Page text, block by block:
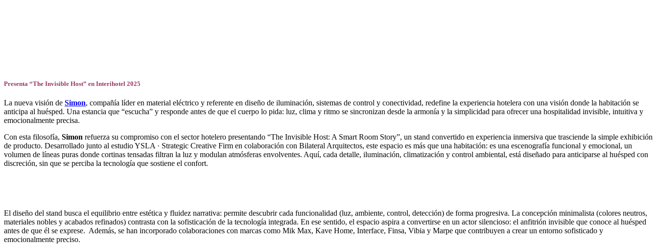
Presenta “The Invisible Host” en Interihotel 2025
La nueva visión de Simon, compañía líder en material eléctrico y referente en diseño de iluminación, sistemas de control y conectividad, redefine la experiencia hotelera con una visión donde la habitación se
anticipa al huésped. Una estancia que “escucha” y responde antes de que el cuerpo lo pida: luz, clima y ritmo se sincronizan desde la armonía y la simplicidad para ofrecer una hospitalidad invisible, intuitiva y
emocionalmente precisa.
Con esta filosofía, Simon refuerza su compromiso con el sector hotelero presentando “The Invisible Host: A Smart Room Story”, un stand convertido en experiencia inmersiva que trasciende la simple exhibición
de producto. Desarrollado junto al estudio YSLA · Strategic Creative Firm en colaboración con Bilateral Arquitectos, este espacio es más que una habitación: es una escenografía funcional y emocional, un
volumen de líneas puras donde cortinas tensadas filtran la luz y modulan atmósferas envolventes. Aquí, cada detalle, iluminación, climatización y control ambiental, está diseñado para anticiparse al huésped con
discreción, sin que se perciba la tecnología que sostiene el confort.
El diseño del stand busca el equilibrio entre estética y fluidez narrativa: permite descubrir cada funcionalidad (luz, ambiente, control, detección) de forma progresiva. La concepción minimalista (colores neutros,
materiales nobles y acabados refinados) contrasta con la sofisticación de la tecnología integrada. En ese sentido, el espacio aspira a convertirse en un actor silencioso: el anfitrión invisible que conoce al huésped
antes de que él se exprese. Además, se han incorporado colaboraciones con marcas como Mik Max, Kave Home, Interface, Finsa, Vibia y Marpe que contribuyen a crear un entorno sofisticado y
emocionalmente preciso.